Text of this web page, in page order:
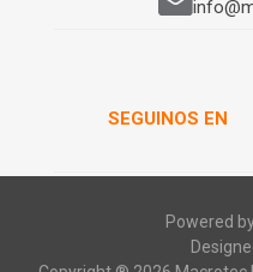
SEGUINOS EN
Powered